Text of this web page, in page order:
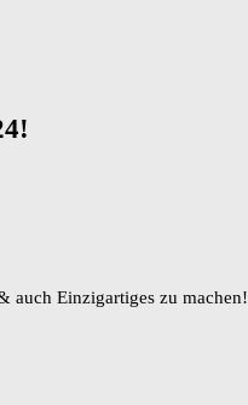
auch Einzigartiges zu machen!